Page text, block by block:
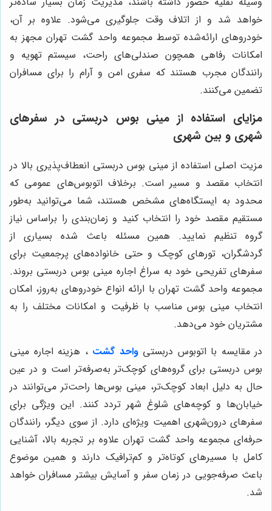
خواهد شد و از اتلاف وقت جلوگیری می‌شود. علاوه بر آن،
خودروهای ارائه‌شده توسط مجموعه واحد گشت تهران مجهز به
امکانات رفاهی همچون صندلی‌های راحت، سیستم تهویه و
رانندگان مجرب هستند که سفری امن و آرام را برای مسافران
تضمین می‌کنند.
مزایای استفاده از مینی بوس دربستی در سفرهای
شهری و بین شهری
مزیت اصلی استفاده از مینی بوس دربستی انعطاف‌پذیری بالا در
انتخاب مقصد و مسیر است. برخلاف اتوبوس‌های عمومی که
محدود به ایستگاه‌های مشخص هستند، شما می‌توانید به‌طور
مستقیم مقصد خود را انتخاب کنید و زمان‌بندی را براساس نیاز
گروه تنظیم نمایید. همین مسئله باعث شده بسیاری از
گردشگران، تورهای کوچک و حتی خانواده‌های پرجمعیت برای
سفرهای تفریحی خود به سراغ اجاره مینی بوس دربستی بروند.
مجموعه واحد گشت تهران با ارائه انواع خودروهای به‌روز، امکان
انتخاب مینی بوس مناسب با ظرفیت و امکانات مختلف را به
مشتریان خود می‌دهد.
در مقایسه با اتوبوس دربستیواحد گشت ، هزینه اجاره مینی
بوس دربستی برای گروه‌های کوچک‌تر به‌صرفه‌تر است و در عین
حال به دلیل ابعاد کوچک‌تر، مینی بوس‌ها راحت‌تر می‌توانند در
خیابان‌ها و کوچه‌های شلوغ شهر تردد کنند. این ویژگی برای
سفرهای درون‌شهری اهمیت ویژه‌ای دارد. از سوی دیگر، رانندگان
حرفه‌ای مجموعه واحد گشت تهران علاوه بر تجربه بالا، آشنایی
کامل با مسیرهای کوتاه‌تر و کم‌ترافیک دارند و همین موضوع
باعث صرفه‌جویی در زمان سفر و آسایش بیشتر مسافران خواهد
شد.